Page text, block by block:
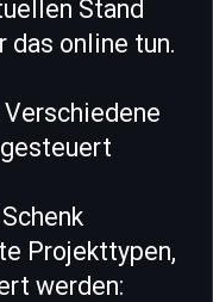
Stand
das online tun.
Projekttypen,
werden: